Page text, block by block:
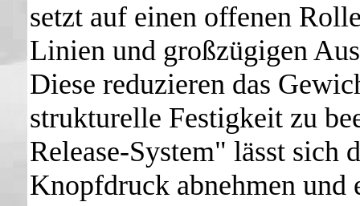
setzt auf einen offenen
Linien und großzügigen
Diese reduzieren das
strukturelle Festigkeit zu
Release-System" lässt sich
Knopfdruck abnehmen und